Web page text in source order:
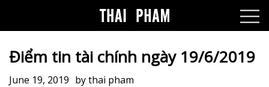
Điểm tin tài chính ngày 19/6/2019
June 19, 2019 bythai pham